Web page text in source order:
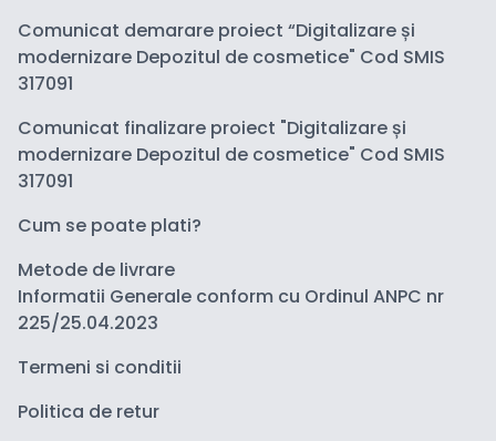
Comunicat demarare proiect “Digitalizare și
modernizare Depozitul de cosmetice" Cod SMIS
317091
Comunicat finalizare proiect "Digitalizare și
modernizare Depozitul de cosmetice" Cod SMIS
317091
Cum se poate plati?
Metode de livrare
Informatii Generale conform cu Ordinul ANPC nr
225/25.04.2023
Termeni si conditii
Politica de retur